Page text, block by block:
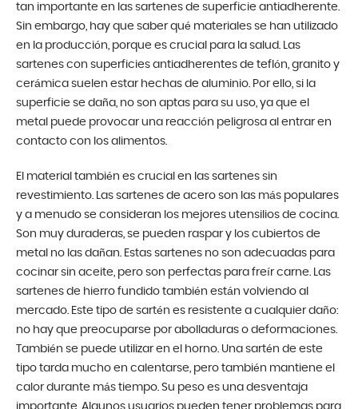
tan importante en las sartenes de superficie antiadherente.
Sin embargo, hay que saber qué materiales se han utilizado
en la producción, porque es crucial para la salud. Las
sartenes con superficies antiadherentes de teflón, granito y
cerámica suelen estar hechas de aluminio. Por ello, si la
superficie se daña, no son aptas para su uso, ya que el
metal puede provocar una reacción peligrosa al entrar en
contacto con los alimentos.
El material también es crucial en las sartenes sin
revestimiento. Las sartenes de acero son las más populares
y a menudo se consideran los mejores utensilios de cocina.
Son muy duraderas, se pueden raspar y los cubiertos de
metal no las dañan. Estas sartenes no son adecuadas para
cocinar sin aceite, pero son perfectas para freír carne. Las
sartenes de hierro fundido también están volviendo al
mercado. Este tipo de sartén es resistente a cualquier daño:
no hay que preocuparse por abolladuras o deformaciones.
También se puede utilizar en el horno. Una sartén de este
tipo tarda mucho en calentarse, pero también mantiene el
calor durante más tiempo. Su peso es una desventaja
importante. Algunos usuarios pueden tener problemas para